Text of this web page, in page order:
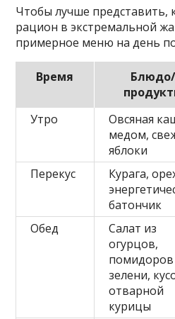
Чтобы лучше представить,
рацион в экстремальной
примерное меню на день
Время
Блюдо/
Утро
Овсяная
медом,
яблоки
Перекус
Курага,
батончик
Обед
Салат из
огурцов,
помидоров
зелени,
отварной
курицы